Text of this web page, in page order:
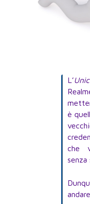
L’
è
che
senza
andare.